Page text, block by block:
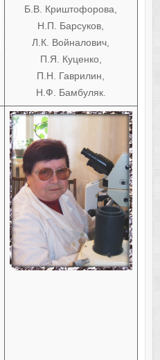
Б.В. Криштофорова,
Н.П. Барсуков,
Л.К. Войналович,
П.Я. Куценко,
П.Н. Гаврилин,
Н.Ф. Бамбуляк.